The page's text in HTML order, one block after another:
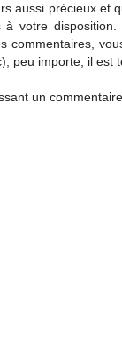
aussi précieux et
votre
commentaires,
peu importe, il est
un